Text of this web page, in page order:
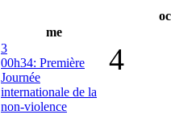
me
3
00h34: Première
Journée
internationale de la
non-violence
4